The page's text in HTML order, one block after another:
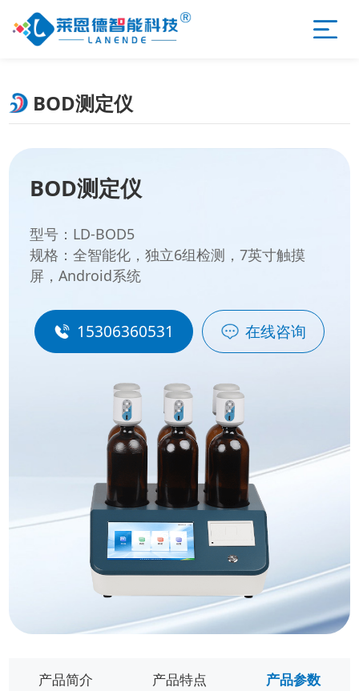
BOD测定仪
BOD测定仪
型号：LD-BOD5
规格：全智能化，独立6组检测，7英寸触摸
屏，Android系统
15306360531 在线咨询
产品简介 产品特点 产品参数